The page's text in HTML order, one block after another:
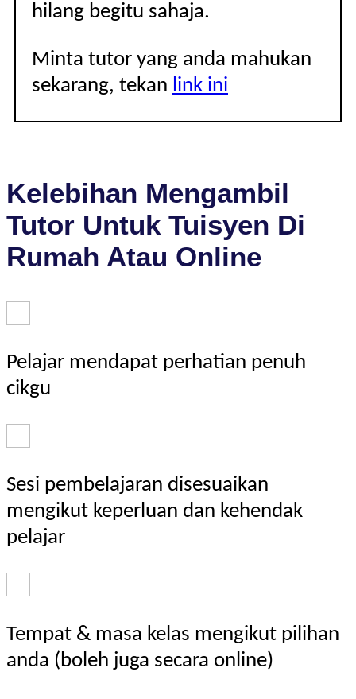
hilang begitu sahaja.
Minta tutor yang anda mahukan
sekarang, tekan link ini
Kelebihan Mengambil
Tutor Untuk Tuisyen Di
Rumah Atau Online
Pelajar mendapat perhatian penuh
cikgu
Sesi pembelajaran disesuaikan
mengikut keperluan dan kehendak
pelajar
Tempat & masa kelas mengikut pilihan
anda (boleh juga secara online)